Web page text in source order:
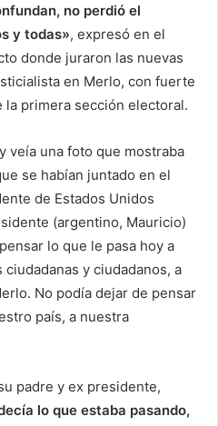
no perdió el
y todas», expresó en el
donde juraron las nuevas
en Merlo, con fuerte
primera sección electoral.
veía una foto que mostraba
se habían juntado en el
de Estados Unidos
(argentino, Mauricio)
lo que le pasa hoy a
y ciudadanos, a
No podía dejar de pensar
país, a nuestra
padre y ex presidente,
lo que estaba pasando,